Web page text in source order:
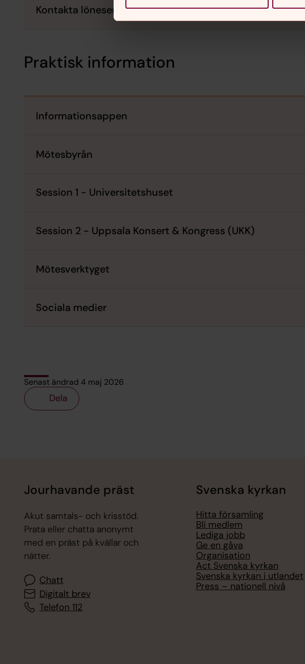
Kontakta löneservice om du har frågor
Praktisk information
Informationsappen
Mötesbyrån
Session 1 - Universitetshuset
Session 2 - Uppsala Konsert & Kongress (UKK)
Mötesverktyget
Sociala medier
Senast ändrad 4 maj 2026
Dela
Jourhavande präst
Akut samtals- och krisstöd.
Prata eller chatta anonymt
med en präst på kvällar och
nätter.
Chatt
Digitalt brev
Telefon 112
Svenska kyrkan
Hitta församling
Bli medlem
Lediga jobb
Ge en gåva
Organisation
Act Svenska kyrkan
Svenska kyrkan i utlandet
Press – nationell nivå